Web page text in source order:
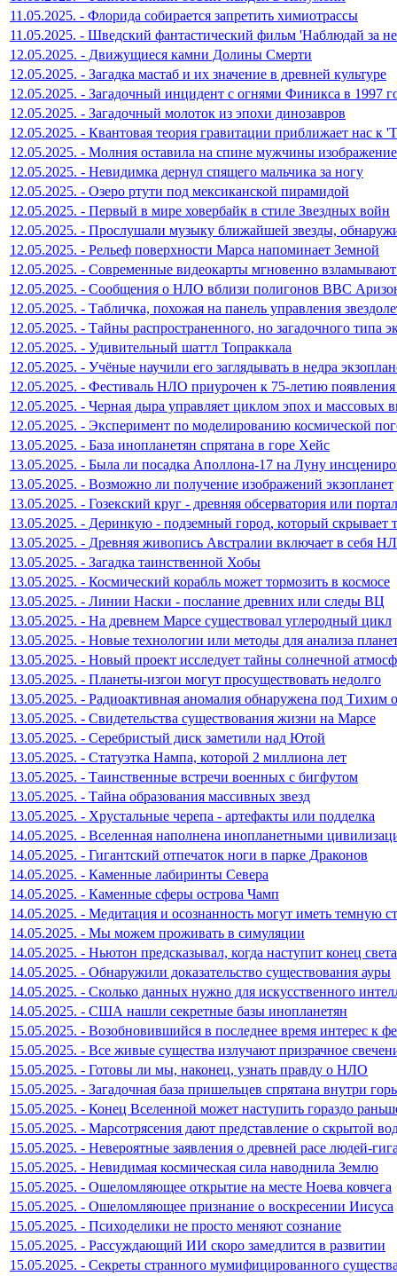
11.05.2025. - Флорида собирается запретить химиотрассы
11.05.2025. - Шведский фантастический фильм 'Наблюдай за
12.05.2025. - Движущиеся камни Долины Смерти
12.05.2025. - Загадка мастаб и их значение в древней культуре
12.05.2025. - Загадочный инцидент с огнями Финикса в 1997
12.05.2025. - Загадочный молоток из эпохи динозавров
12.05.2025. - Квантовая теория гравитации приближает нас к
12.05.2025. - Молния оставила на спине мужчины
12.05.2025. - Невидимка дернул спящего мальчика за ногу
12.05.2025. - Озеро ртути под мексиканской пирамидой
12.05.2025. - Первый в мире ховербайк в стиле Звездных войн
12.05.2025. - Прослушали музыку ближайшей звезды,
12.05.2025. - Рельеф поверхности Марса напоминает Земной
12.05.2025. - Современные видеокарты мгновенно
12.05.2025. - Сообщения о НЛО вблизи полигонов ВВС
12.05.2025. - Табличка, похожая на панель управления
12.05.2025. - Тайны распространенного, но загадочного типа
12.05.2025. - Удивительный шаттл Топраккала
12.05.2025. - Учёные научили его заглядывать в недра
12.05.2025. - Фестиваль НЛО приурочен к 75-летию
12.05.2025. - Черная дыра управляет циклом эпох и массовых
12.05.2025. - Эксперимент по моделированию космической
13.05.2025. - База инопланетян спрятана в горе Хейс
13.05.2025. - Была ли посадка Аполлона-17 на Луну
13.05.2025. - Возможно ли получение изображений экзопланет
13.05.2025. - Гозекский круг - древняя обсерватория или портал
13.05.2025. - Деринкую - подземный город, который скрывает
13.05.2025. - Древняя живопись Австралии включает в себя
13.05.2025. - Загадка таинственной Хобы
13.05.2025. - Космический корабль может тормозить в космосе
13.05.2025. - Линии Наски - послание древних или следы ВЦ
13.05.2025. - На древнем Марсе существовал углеродный цикл
13.05.2025. - Новые технологии или методы для анализа
13.05.2025. - Новый проект исследует тайны солнечной
13.05.2025. - Планеты-изгои могут просуществовать недолго
13.05.2025. - Радиоактивная аномалия обнаружена под Тихим
13.05.2025. - Свидетельства существования жизни на Марсе
13.05.2025. - Серебристый диск заметили над Ютой
13.05.2025. - Статуэтка Нампа, которой 2 миллиона лет
13.05.2025. - Таинственные встречи военных с бигфутом
13.05.2025. - Тайна образования массивных звезд
13.05.2025. - Хрустальные черепа - артефакты или подделка
14.05.2025. - Вселенная наполнена инопланетными
14.05.2025. - Гигантский отпечаток ноги в парке Драконов
14.05.2025. - Каменные лабиринты Севера
14.05.2025. - Каменные сферы острова Чамп
14.05.2025. - Медитация и осознанность могут иметь темную
14.05.2025. - Мы можем проживать в симуляции
14.05.2025. - Ньютон предсказывал, когда наступит конец света
14.05.2025. - Обнаружили доказательство существования ауры
14.05.2025. - Сколько данных нужно для искусственного
14.05.2025. - США нашли секретные базы инопланетян
15.05.2025. - Возобновившийся в последнее время интерес к
15.05.2025. - Все живые существа излучают призрачное
15.05.2025. - Готовы ли мы, наконец, узнать правду о НЛО
15.05.2025. - Загадочная база пришельцев спрятана внутри
15.05.2025. - Конец Вселенной может наступить гораздо
15.05.2025. - Марсотрясения дают представление о скрытой
15.05.2025. - Невероятные заявления о древней расе людей-
15.05.2025. - Невидимая космическая сила наводнила Землю
15.05.2025. - Ошеломляющее открытие на месте Ноева ковчега
15.05.2025. - Ошеломляющее признание о воскресении Иисуса
15.05.2025. - Психоделики не просто меняют сознание
15.05.2025. - Рассуждающий ИИ скоро замедлится в развитии
15.05.2025. - Секреты странного мумифицированного